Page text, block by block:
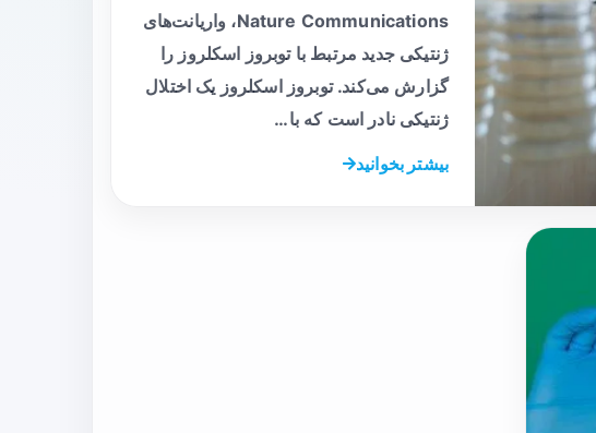
Nature Communications، واریانت‌های
ژنتیکی جدید مرتبط با توبروز اسکلروز را
گزارش می‌کند. توبروز اسکلروز یک اختلال
ژنتیکی نادر است که با…
بیشتر بخوانید